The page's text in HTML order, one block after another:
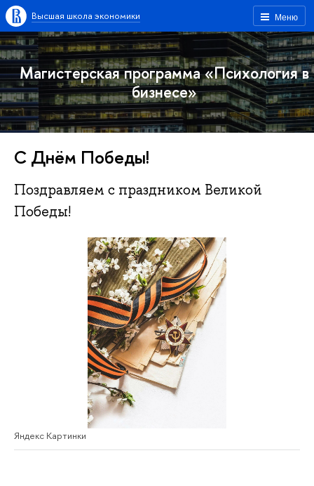
Меню
Высшая школа экономики
Магистерская программа «Психология в
бизнесе»
С Днём Победы!
Поздравляем с праздником Великой
Победы!
Яндекс Картинки